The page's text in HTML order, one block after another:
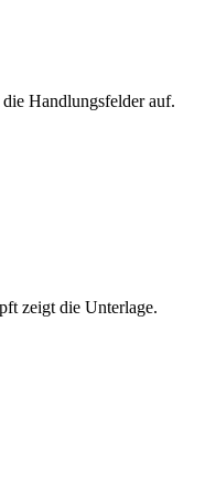
Handlungsfelder auf.
zeigt die Unterlage.